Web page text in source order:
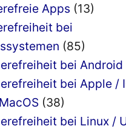
Apps (13)
bei
(85)
bei Android
bei Apple /
(38)
bei Linux /